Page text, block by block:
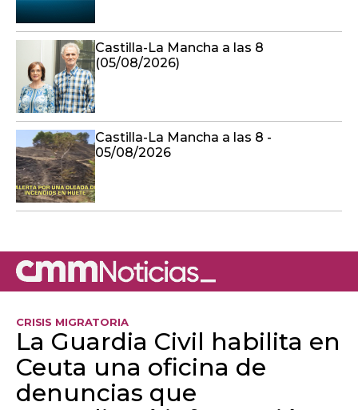
Castilla-La Mancha a las 8
(05/08/2026)
Castilla-La Mancha a las 8 -
05/08/2026
CRISIS MIGRATORIA
La Guardia Civil habilita en
Ceuta una oficina de
denuncias que